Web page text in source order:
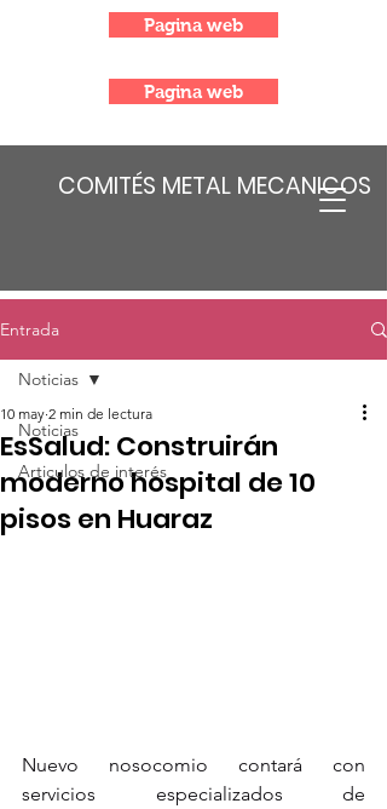
COMITÉS METAL MECANICOS
Pagina web
Pagina web
Entrada
Noticias
Articulos de interés
Noticias
EsSalud: Construirán
moderno hospital de 10
pisos en Huaraz
10 may 2 min de lectura
Nuevo nosocomio contará con
servicios especializados de